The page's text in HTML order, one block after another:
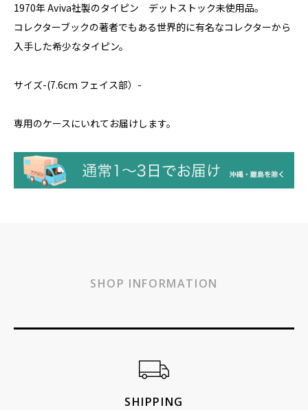
1970年 Aviva社製のタイピン デットストック未使用品。
コレクターブックの著者でもある世界的に有名なコレクターから
入手した希少なタイピン。
サイズ-(7.6cm フェイス部）-
専用のケースにいれてお届けします。
SHOP INFORMATION
ショッピングガイド
SHIPPING